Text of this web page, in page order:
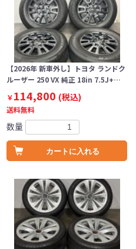
【2026年 新車外し】トヨタ ランドク
ルーザー 250 VX 純正 18in 7.5J+…
￥114,800 (税込)
送料無料
数量
カートに入れる